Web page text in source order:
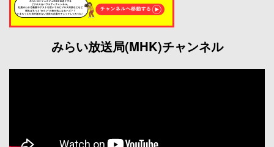
みらい放送局(MHK)チャンネル